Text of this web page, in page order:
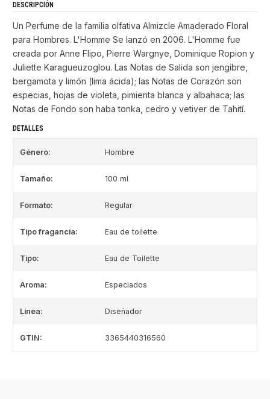
DESCRIPCIÓN
Un Perfume de la familia olfativa Almizcle Amaderado Floral
para Hombres. L'Homme Se lanzó en 2006. L'Homme fue
creada por Anne Flipo, Pierre Wargnye, Dominique Ropion y
Juliette Karagueuzoglou. Las Notas de Salida son jengibre,
bergamota y limón (lima ácida); las Notas de Corazón son
especias, hojas de violeta, pimienta blanca y albahaca; las
Notas de Fondo son haba tonka, cedro y vetiver de Tahití.
DETALLES
Género: Hombre
Tamaño: 100 ml
Formato: Regular
Tipo fragancia: Eau de toilette
Tipo: Eau de Toilette
Aroma: Especiados
Linea: Diseñador
GTIN: 3365440316560